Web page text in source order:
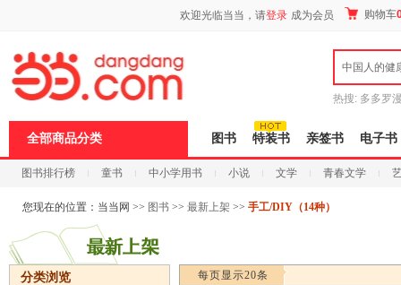
欢迎光临当当，请登录 成为会员 购物车
中国人的健
热搜: 多多罗
全部商品分类 图书 特装书 亲签书 电子书
图书排行榜 童书 中小学用书 小说 文学 青春文学
科技 进口原版 电子书
您现在的位置： 当当网 >> 图书 >> 最新上架 >> 手工/DIY（14种）
分类浏览 每页显示20条
页
浪
键